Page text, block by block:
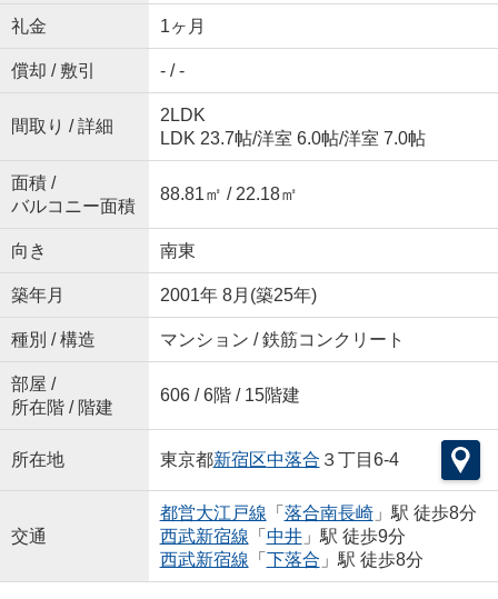
礼金 1ヶ月
償却 / 敷引 - / -
間取り / 詳細
2LDK
LDK 23.7帖/洋室 6.0帖/洋室 7.0帖
面積 /
バルコニー面積
88.81㎡ / 22.18㎡
向き 南東
築年月 2001年 8月(築25年)
種別 / 構造 マンション / 鉄筋コンクリート
部屋 /
所在階 / 階建
606 / 6階 / 15階建
所在地 東京都新宿区中落合 ３丁目6-4
交通
都営大江戸線 「 落合南長崎」駅 徒歩8分
西武新宿線 「 中井」駅 徒歩9分
西武新宿線 「 下落合 」駅 徒歩8分